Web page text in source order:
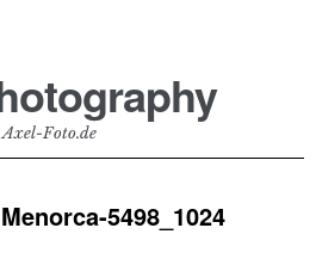
Axel-Foto.de
5498_1024